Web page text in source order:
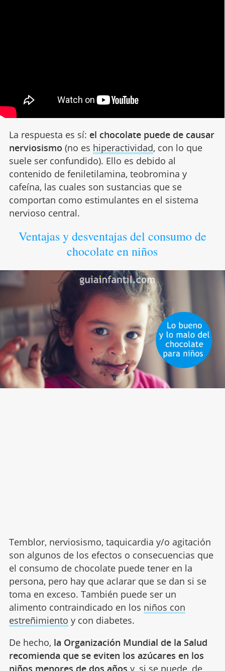
La respuesta es sí: el chocolate puede de causar
nerviosismo (no es hiperactividad, con lo que
suele ser confundido). Ello es debido al
contenido de feniletilamina, teobromina y
cafeína, las cuales son sustancias que se
comportan como estimulantes en el sistema
nervioso central.
Ventajas y desventajas del consumo de
chocolate en niños
Temblor, nerviosismo, taquicardia y/o agitación
son algunos de los efectos o consecuencias que
el consumo de chocolate puede tener en la
persona, pero hay que aclarar que se dan si se
toma en exceso. También puede ser un
alimento contraindicado en los niños con
estreñimiento y con diabetes.
De hecho, la Organización Mundial de la Salud
recomienda que se eviten los azúcares en los
niños menores de dos años y, si se puede, de